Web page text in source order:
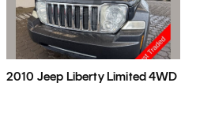
2010 Jeep Liberty Limited 4WD